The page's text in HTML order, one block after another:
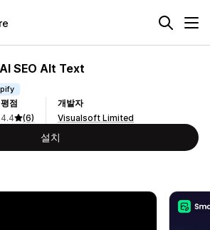
SEO Alt Text
평점
4.4
(6)
개발자
Visualsoft Limited
설치